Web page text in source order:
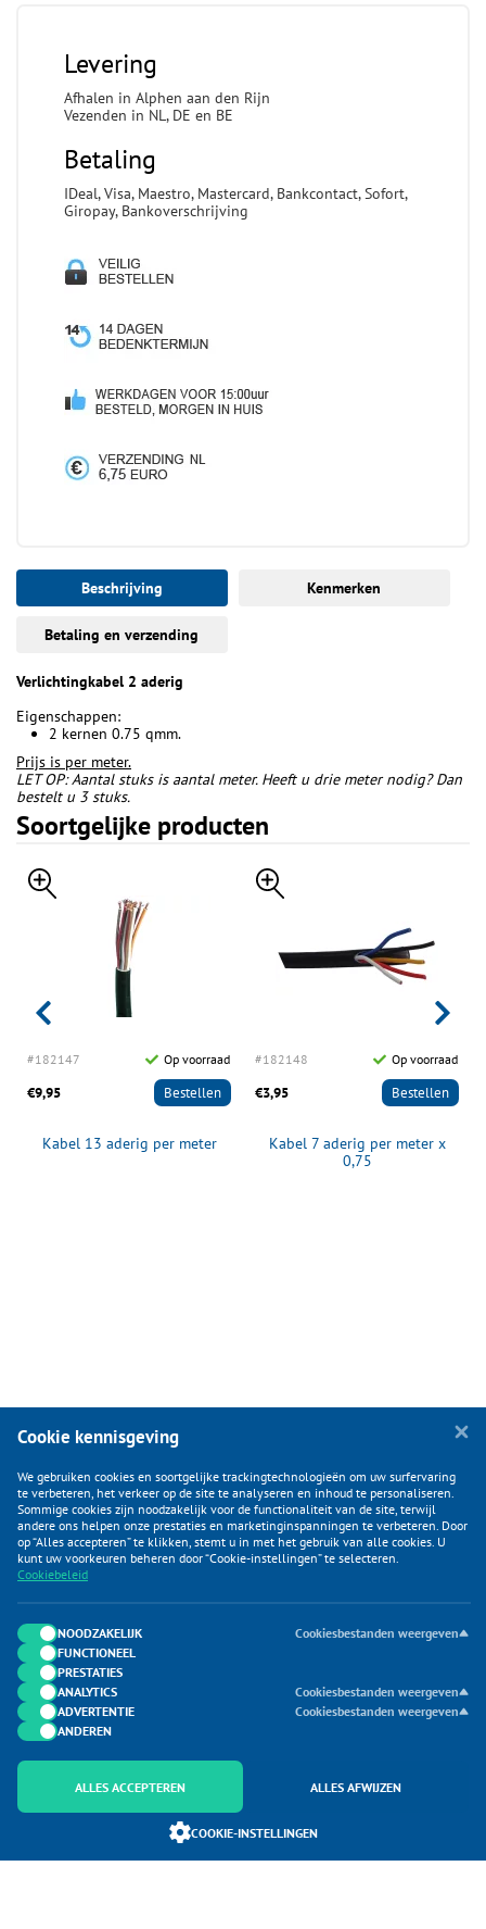
Levering
Afhalen in Alphen aan den Rijn
Vezenden in NL, DE en BE
Betaling
IDeal, Visa, Maestro, Mastercard, Bankcontact, Sofort,
Giropay, Bankoverschrijving
Beschrijving Kenmerken
Betaling en verzending
Verlichtingkabel 2 aderig
Eigenschappen:
2 kernen 0.75 qmm.
Prijs is per meter.
LET OP: Aantal stuks is aantal meter. Heeft u drie meter nodig? Dan
bestelt u 3 stuks.
Soortgelijke producten
#182147 Op voorraad
€9,95 Bestellen
Kabel 13 aderig per meter
#182148 Op voorraad
€3,95 Bestellen
Kabel 7 aderig per meter x
0,75
KLANTENSERVICE
CATEGORIEËN
DUIJVELAAR E-COMMERCE
CONTACTEN
Onderdeel van Duijvelaar E-commerce
SoloMono.net
Cookie kennisgeving
We gebruiken cookies en soortgelijke trackingtechnologieën om uw surfervaring
te verbeteren, het verkeer op de site te analyseren en inhoud te personaliseren.
Sommige cookies zijn noodzakelijk voor de functionaliteit van de site, terwijl
andere ons helpen onze prestaties en marketinginspanningen te verbeteren. Door
op “Alles accepteren” te klikken, stemt u in met het gebruik van alle cookies. U
kunt uw voorkeuren beheren door “Cookie-instellingen” te selecteren.
Cookiebeleid
NOODZAKELIJK
Cookiesbestanden weergeven
FUNCTIONEEL
PRESTATIES
ANALYTICS
Cookiesbestanden weergeven
ADVERTENTIE
Cookiesbestanden weergeven
ANDEREN
ALLES ACCEPTEREN ALLES AFWIJZEN
COOKIE-INSTELLINGEN